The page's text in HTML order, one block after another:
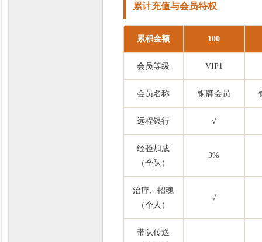
累计充值与会员特权
累积金额 100
会员等级 VIP1
会员名称 铜牌会员
远程银行 √
经验加成
（全队）
3%
治疗、招魂
（个人）
√
带队传送